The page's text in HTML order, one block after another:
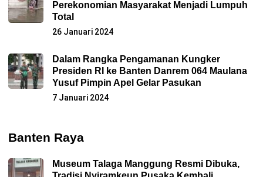
Perekonomian Masyarakat Menjadi Lumpuh
Total
26 Januari 2024
Dalam Rangka Pengamanan Kungker
Presiden RI ke Banten Danrem 064 Maulana
Yusuf Pimpin Apel Gelar Pasukan
7 Januari 2024
Banten Raya
Museum Talaga Manggung Resmi Dibuka,